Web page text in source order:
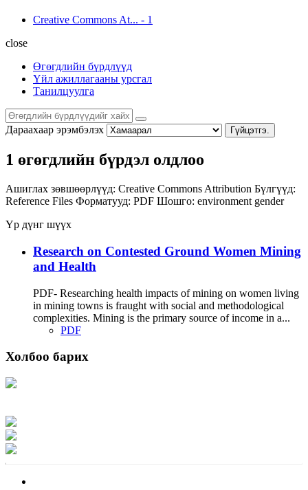
Creative Commons At... - 1
close
Өгөгдлийн бүрдлүүд
Үйл ажиллагааны урсгал
Танилцуулга
Дараахаар эрэмбэлэх Гүйцэтгэ.
1 өгөгдлийн бүрдэл олдлоо
Ашиглах зөвшөөрлүүд: Creative Commons Attribution Бүлгүүд:
Reference Files Форматууд: PDF Шошго: environment gender
Үр дүнг шүүх
Research on Contested Ground Women Mining
and Health
PDF- Researching health impacts of mining on women living
in mining towns is fraught with social and methodological
complexities. Mining is the primary source of income in a...
PDF
Холбоо барих